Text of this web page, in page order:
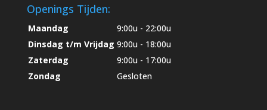
Openings Tijden:
Maandag
9:00u - 22:00u
Dinsdag t/m Vrijdag 9:00u - 18:00u
Zaterdag
9:00u - 17:00u
Zondag
Gesloten